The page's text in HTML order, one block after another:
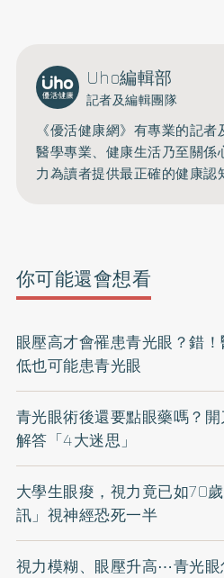
Uho編輯部
記者及編輯團隊
《優活健康網》有專業的記
醫學專業、健康生活乃至關
力為讀者提供最正確的健康認
你可能還會想看
眼壓高才會罹患青光眼？錯
低也可能患青光眼
青光眼術後還要點眼藥嗎？
解答「4大迷思」
大學生眼痠，視力竟已如70
訊」視神經恐死一半
視力模糊、眼壓升高⋯青光眼